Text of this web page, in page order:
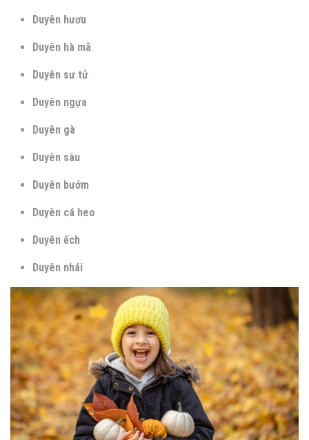
Duyên hươu
Duyên hà mã
Duyên sư tử
Duyên ngựa
Duyên gà
Duyên sâu
Duyên bướm
Duyên cá heo
Duyên ếch
Duyên nhái